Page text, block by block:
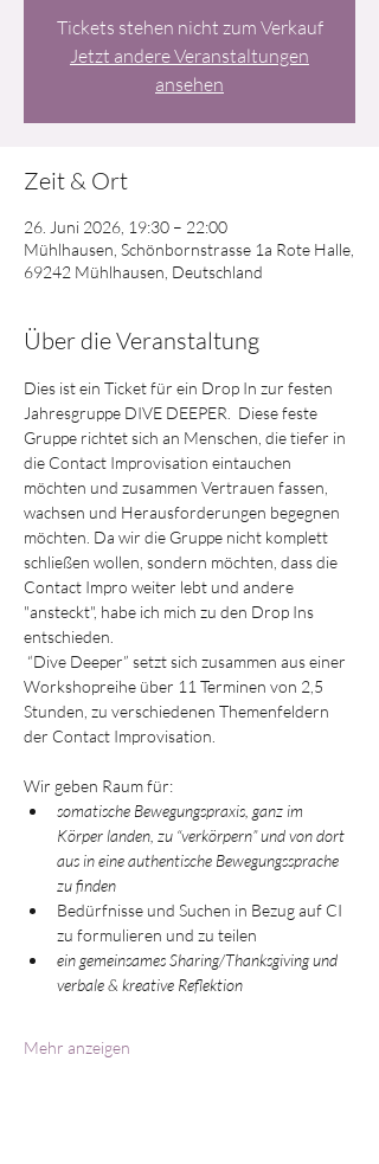
Tickets stehen nicht zum Verkauf
Jetzt andere Veranstaltungen
ansehen
Zeit & Ort
26. Juni 2026, 19:30 – 22:00
Mühlhausen, Schönbornstrasse 1a Rote Halle,
69242 Mühlhausen, Deutschland
Über die Veranstaltung
Dies ist ein Ticket für ein Drop In zur festen
Jahresgruppe DIVE DEEPER.  Diese feste
Gruppe richtet sich an Menschen, die tiefer in
die Contact Improvisation eintauchen
möchten und zusammen Vertrauen fassen,
wachsen und Herausforderungen begegnen
möchten. Da wir die Gruppe nicht komplett
schließen wollen, sondern möchten, dass die
Contact Impro weiter lebt und andere
"ansteckt", habe ich mich zu den Drop Ins
entschieden.
Workshopreihe über 11 Terminen von 2,5
Stunden, zu verschiedenen Themenfeldern
der Contact Improvisation.
Wir geben Raum für:
somatische Bewegungspraxis, ganz im
Körper landen, zu “verkörpern” und von dort
aus in eine authentische Bewegungssprache
zu finden
Bedürfnisse und Suchen in Bezug auf CI
zu formulieren und zu teilen
ein gemeinsames Sharing/Thanksgiving und
verbale & kreative Reflektion
Mehr anzeigen